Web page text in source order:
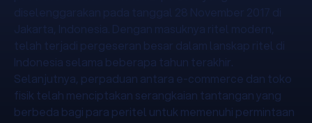
Jakarta, Indonesia. Dengan masuknya ritel modern,
telah terjadi pergeseran besar dalam lanskap ritel di
Indonesia selama beberapa tahun terakhir.
Selanjutnya, perpaduan antara e-commerce dan toko
fisik telah menciptakan serangkaian tantangan yang
berbeda bagi para peritel untuk memenuhi permintaan